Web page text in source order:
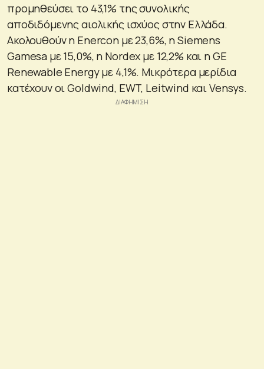
προμηθεύσει το 43,1% της συνολικής
αποδιδόμενης αιολικής ισχύος στην Ελλάδα.
Ακολουθούν η Enercon με 23,6%, η Siemens
Gamesa με 15,0%, η Nordex με 12,2% και η GE
Renewable Energy με 4,1%. Μικρότερα μερίδια
κατέχουν οι Goldwind, EWT, Leitwind και Vensys.